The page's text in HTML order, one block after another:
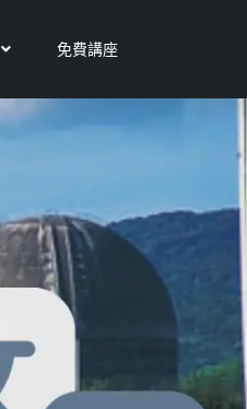
Open 課程報名
免費講座